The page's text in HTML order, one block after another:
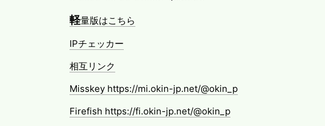
軽量版はこちら
IPチェッカー
相互リンク
Misskey https://mi.okin-jp.net/@okin_p
Firefish https://fi.okin-jp.net/@okin_p